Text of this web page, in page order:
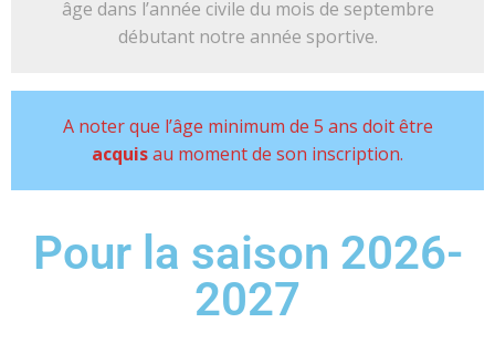
âge dans l’année civile du mois de septembre
débutant notre année sportive.
A noter que l’âge minimum de 5 ans doit être
acquisau moment de son inscription.
Pour la saison 2026-
2027